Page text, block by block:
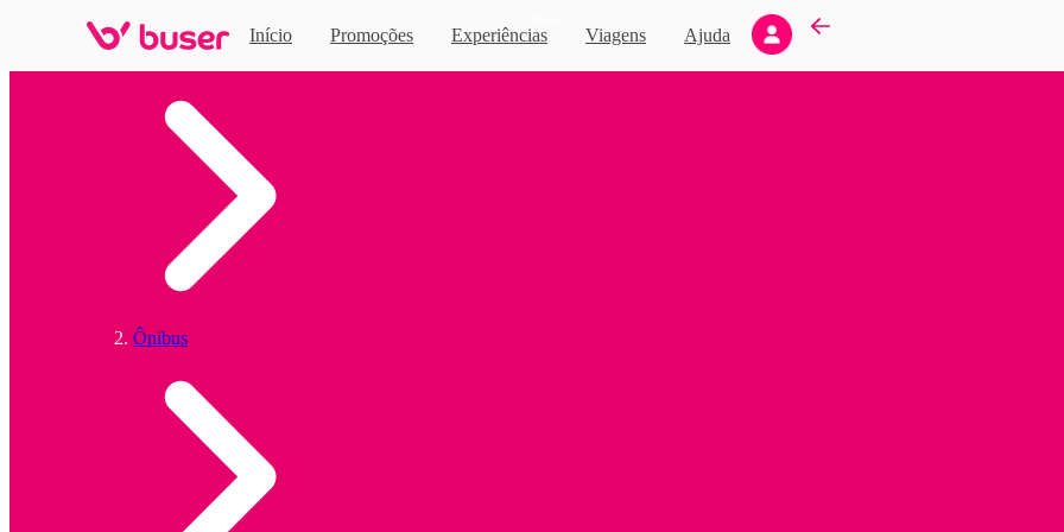
Início Promoções Experiências Viagens Ajuda
Ônibus